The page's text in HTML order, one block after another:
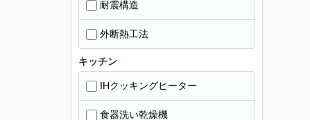
耐震構造
外断熱工法
キッチン
IHクッキングヒーター
食器洗い乾燥機